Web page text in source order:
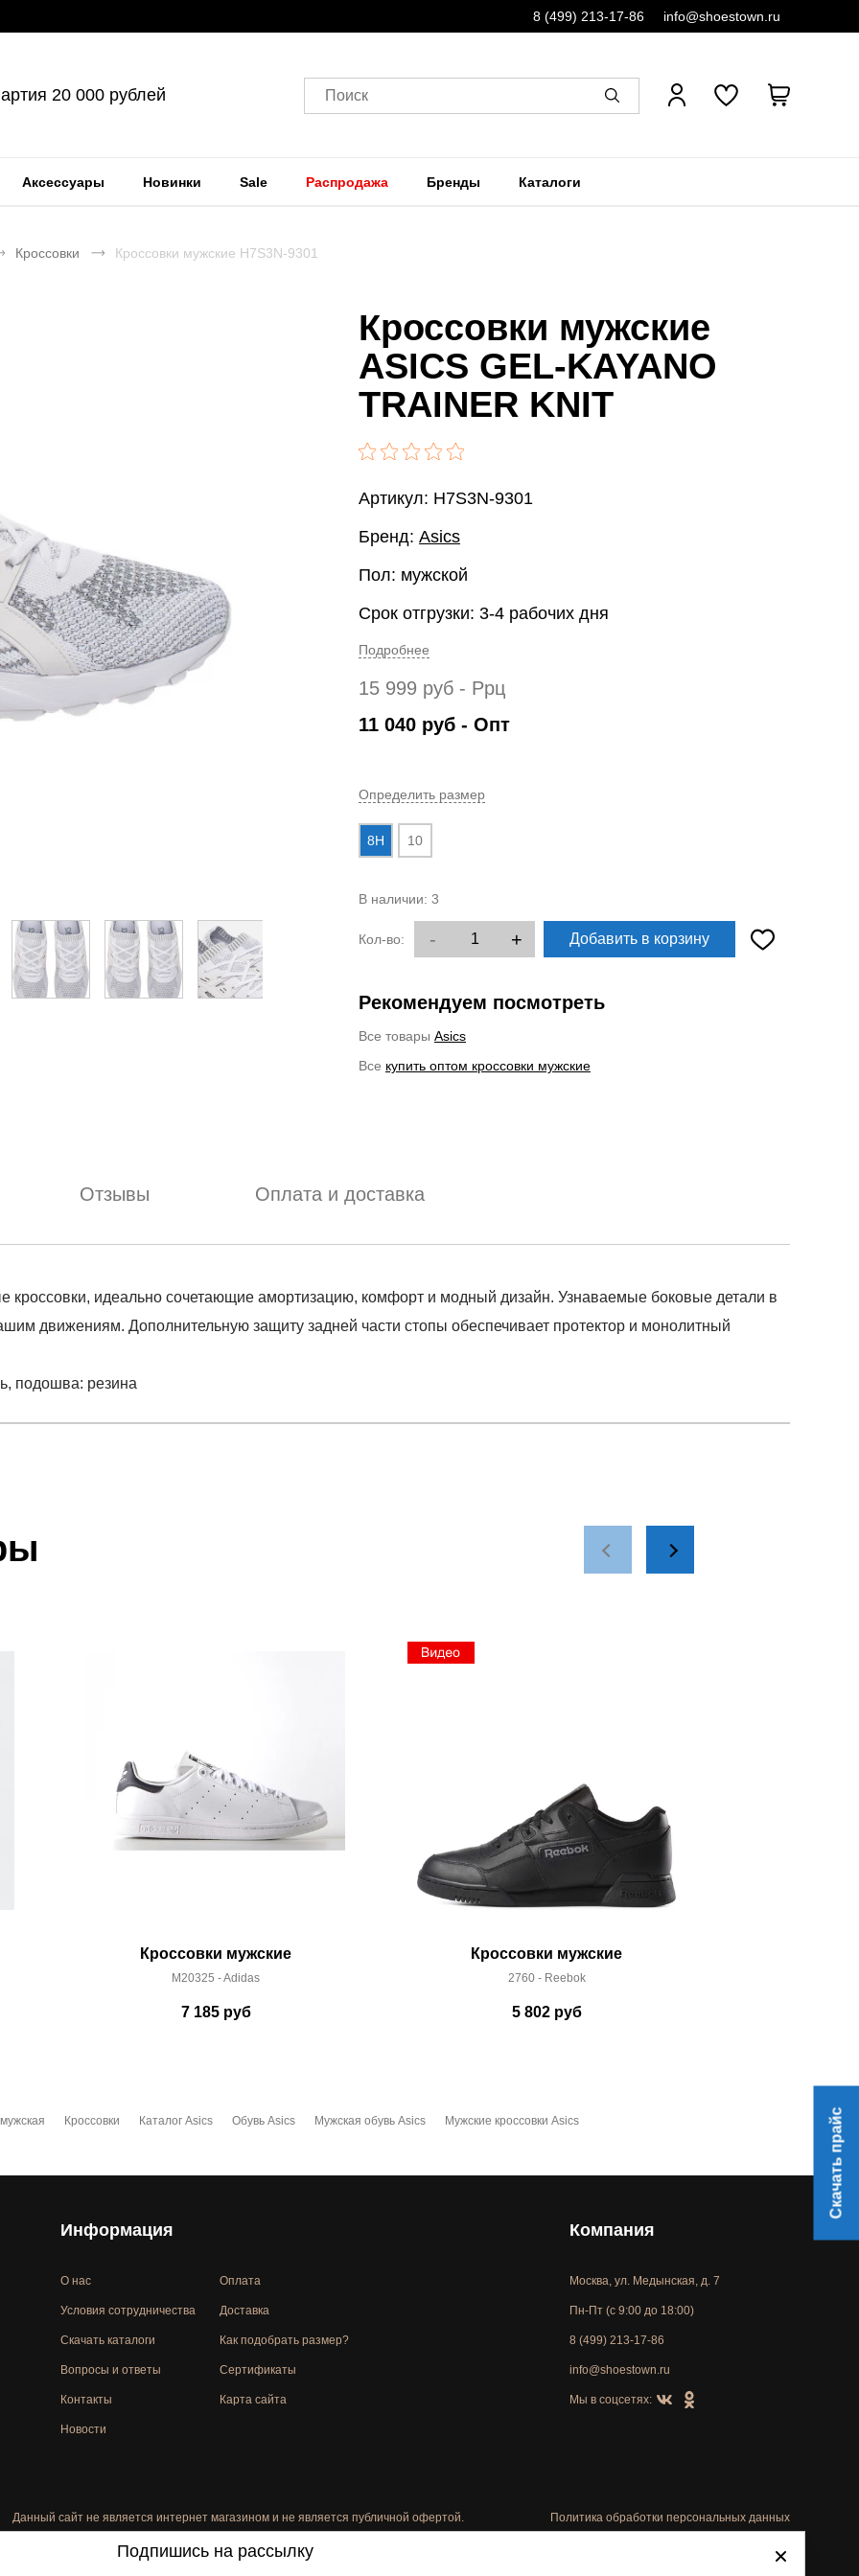
8 (499) 213-17-86 info@shoestown.ru
20 000 рублей Поиск
Аксессуары Новинки Sale Распродажа Бренды Каталоги
Кроссовки Кроссовки мужские H7S3N-9301
Кроссовки мужские
ASICS GEL-KAYANO
TRAINER KNIT
Артикул: H7S3N-9301
Бренд: Asics
Пол: мужской
Срок отгрузки: 3-4 рабочих дня
Подробнее
15 999 руб - Ррц
11 040 руб - Опт
Определить размер
8H 10
В наличии: 3
Кол-во: - + Добавить в корзину
Рекомендуем посмотреть
Все товары Asics
Все купить оптом кроссовки мужские
Отзывы Оплата и доставка
кроссовки, идеально сочетающие амортизацию, комфорт и модный дизайн. Узнаваемые боковые детали в
движениям. Дополнительную защиту задней части стопы обеспечивает протектор и монолитный
подошва: резина
Кроссовки мужские
M20325 - Adidas
7 185руб
Кроссовки мужские
2760 - Reebok
5 802руб
Кроссовки Каталог Asics Обувь Asics Мужская обувь Asics Мужские кроссовки Asics
Информация
О нас
Условия сотрудничества
Скачать каталоги
Вопросы и ответы
Контакты
Новости
Оплата
Доставка
Как подобрать размер?
Сертификаты
Карта сайта
Компания
Москва, ул. Медынская, д. 7
Пн-Пт (с 9:00 до 18:00)
8 (499) 213-17-86
info@shoestown.ru
Мы в соцсетях:
Данный сайт не является интернет магазином и не является публичной офертой. Политика обработки персональных данных
Скачать прайс
Подпишись на рассылку